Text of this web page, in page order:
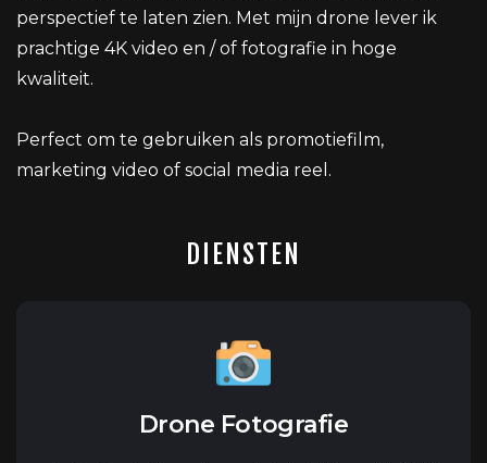
perspectief te laten zien. Met mijn drone lever ik
prachtige 4K video en / of fotografie in hoge
kwaliteit.
Perfect om te gebruiken als promotiefilm,
marketing video of social media reel.
DIENSTEN
Drone Fotografie